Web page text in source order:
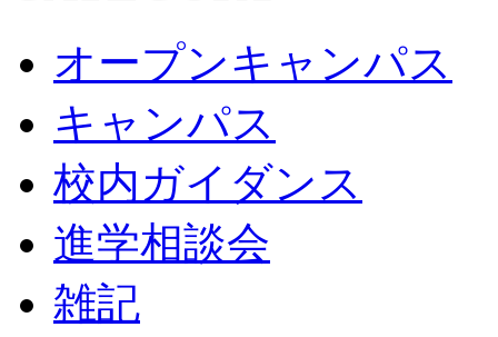
オープンキャンパス
キャンパス
校内ガイダンス
進学相談会
雑記